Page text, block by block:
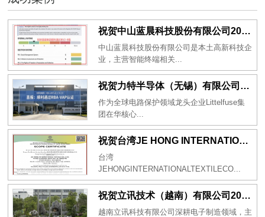
祝贺中山蓝晨科技股份有限公司2026年一次性成功通过BSCI验厂-B级
中山蓝晨科技股份有限公司是本土高新科技企
业，主营智能终端相关...
祝贺力特半导体（无锡）有限公司2026年一次性成功通过RBA-VAP认证审核并取得170.2分
作为全球电路保护领域龙头企业Littelfuse集
团在华核心...
祝贺台湾JE HONG INTERNATIONAL TEXTILE CO., LTD 2026年一次性成功通过GRS认证
台湾
JEHONGINTERNATIONALTEXTILECO...
祝贺立讯技术（越南）有限公司2026年一次性成功通过RBA-VAP审核获得金牌评级！
越南立讯科技有限公司深耕电子制造领域，主